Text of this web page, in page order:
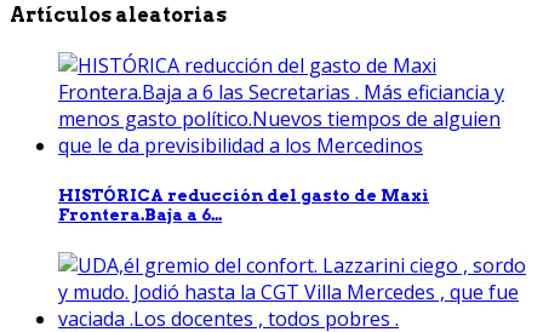
Artículos aleatorias
HISTÓRICA reducción del gasto de Maxi
Frontera.Baja a 6...